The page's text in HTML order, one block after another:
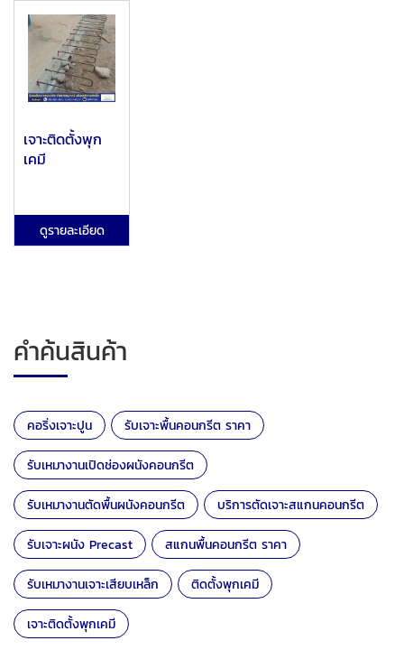
เจาะติดตั้งพุก
เคมี
ดูรายละเอียด
คำค้นสินค้า
คอริ่งเจาะปูน รับเจาะพื้นคอนกรีต ราคา
รับเหมางานเปิดช่องผนังคอนกรีต
รับเหมางานตัดพื้นผนังคอนกรีต บริการตัดเจาะสแกนคอนกรีต
รับเจาะผนัง Precast สแกนพื้นคอนกรีต ราคา
รับเหมางานเจาะเสียบเหล็ก ติดตั้งพุกเคมี
เจาะติดตั้งพุกเคมี